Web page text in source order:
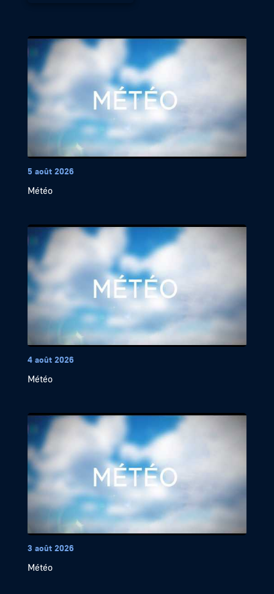
5 août 2026
Météo
4 août 2026
Météo
3 août 2026
Météo